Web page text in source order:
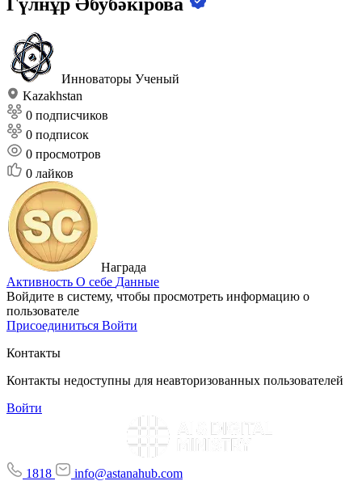
Инноваторы Ученый
Kazakhstan
0 подписчиков
0 подписок
0 просмотров
0 лайков
Награда
Активность О себе Данные
Войдите в систему, чтобы просмотреть информацию о
пользователе
Присоединиться Войти
Контакты
Контакты недоступны для неавторизованных пользователей
Войти
1818 info@astanahub.com